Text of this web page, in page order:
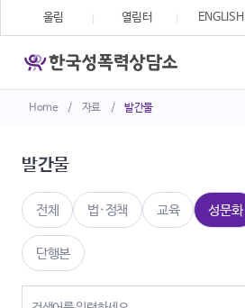
Home / 자료 / 발간물
울림 열림터 ENGLISH
발간물
전체 법·정책 교육 성문화
단행본